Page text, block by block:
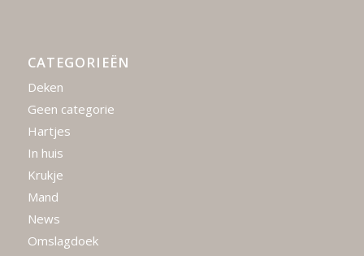
CATEGORIEËN
Deken
Geen categorie
Hartjes
In huis
Krukje
Mand
News
Omslagdoek